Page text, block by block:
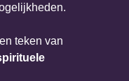
teken van